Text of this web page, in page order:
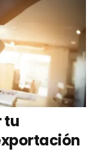
tu